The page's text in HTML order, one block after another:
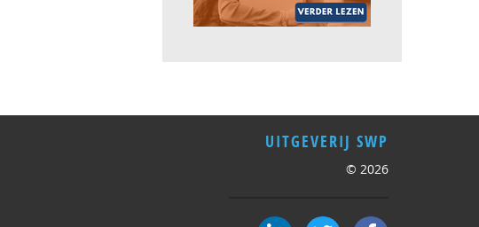
UITGEVERIJ SWP
© 2026